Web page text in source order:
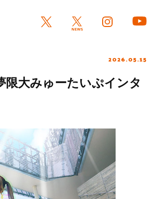
2026.05.15
限大みゅーたいぷインタ